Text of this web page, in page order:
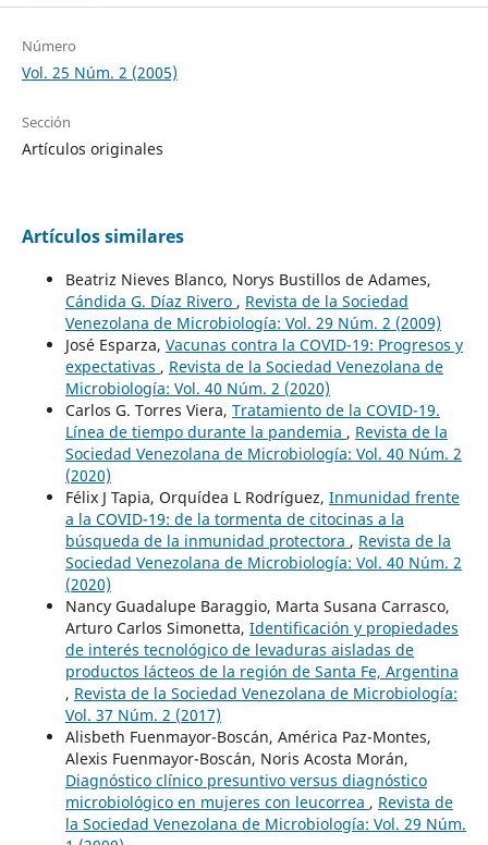
Número
Vol. 25 Núm. 2 (2005)
Sección
Artículos originales
Artículos similares
Beatriz Nieves Blanco, Norys Bustillos de Adames,
Cándida G. Díaz Rivero , Revista de la Sociedad
Venezolana de Microbiología: Vol. 29 Núm. 2 (2009)
José Esparza, Vacunas contra la COVID-19: Progresos y
expectativas , Revista de la Sociedad Venezolana de
Microbiología: Vol. 40 Núm. 2 (2020)
Carlos G. Torres Viera, Tratamiento de la COVID-19.
Línea de tiempo durante la pandemia , Revista de la
Sociedad Venezolana de Microbiología: Vol. 40 Núm. 2
(2020)
Félix J Tapia, Orquídea L Rodríguez, Inmunidad frente
a la COVID-19: de la tormenta de citocinas a la
búsqueda de la inmunidad protectora , Revista de la
Sociedad Venezolana de Microbiología: Vol. 40 Núm. 2
(2020)
Nancy Guadalupe Baraggio, Marta Susana Carrasco,
Arturo Carlos Simonetta, Identificación y propiedades
de interés tecnológico de levaduras aisladas de
productos lácteos de la región de Santa Fe, Argentina
, Revista de la Sociedad Venezolana de Microbiología:
Vol. 37 Núm. 2 (2017)
Alisbeth Fuenmayor-Boscán, América Paz-Montes,
Alexis Fuenmayor-Boscán, Noris Acosta Morán,
Diagnóstico clínico presuntivo versus diagnóstico
microbiológico en mujeres con leucorrea , Revista de
la Sociedad Venezolana de Microbiología: Vol. 29 Núm.